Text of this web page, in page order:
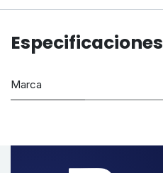
Especificaciones
Marca